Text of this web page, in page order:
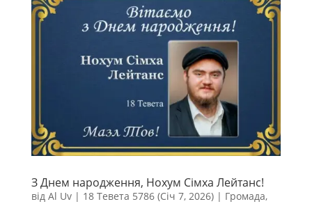
З Днем народження, Нохум Сімха Лейтанс!
від Al Uv| 18 Тевета 5786 (Січ 7, 2026)| Громада,